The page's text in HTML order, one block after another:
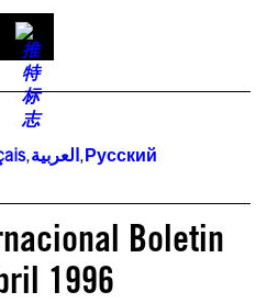
,العربية,Русский
Boletin
1996